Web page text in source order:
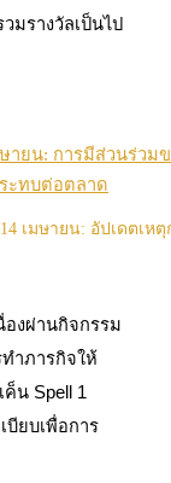
รางวัลเป็นไป
ษายน: การมีส่วนร่วม
ะทบต่อตลาด
เมษายน: อัปเดตเห
องผ่านกิจกรรม
ำภารกิจให้
ค็น Spell 1
บียบเพื่อการ